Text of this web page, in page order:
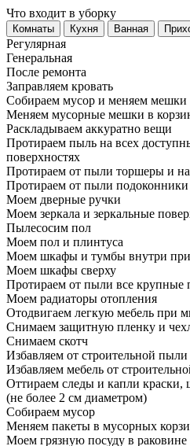
Что входит в уборку
Регу­лярная
Гене­ральная
После ремонта
Заправляем кровать
Собираем мусор и меняем мешки
Меняем мусорные мешки в
Раскладываем аккуратно вещи
Протираем пыль на всех
поверхностях
Протираем от пыли торшеры и
Протираем от пыли подоконники
Моем дверные ручки
Моем зеркала и зеркальные
Пылесосим пол
Моем пол и плинтуса
Моем шкафы и тумбы внутри при
Моем шкафы сверху
Протираем от пыли все крупные
Моем радиаторы отопления
Отодвигаем легкую мебель при
Снимаем защитную пленку и
Снимаем скотч
Избавляем от строительной
Избавляем мебель от
Оттираем следы и капли краски,
(не более 2 см диаметром)
Собираем мусор
Меняем пакеты в мусорных
Моем грязную посуду в раковине